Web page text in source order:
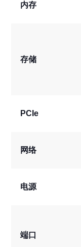
内存
存储
PCIe
网络
电源
端口